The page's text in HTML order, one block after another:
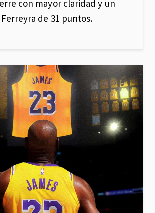
con mayor claridad y un
de 31 puntos.